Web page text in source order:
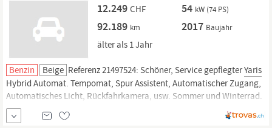
12.249 CHF 54 kW (74 PS)
92.189 km 2017 Baujahr
älter als 1 Jahr
Benzin Beige Referenz 21497524: Schöner, Service gepflegterYaris
Hybrid Automat. Tempomat, Spur Assistent, Automatischer Zugang,
Automatisches Licht, Rückfahrkamera, usw. Sommer und Winterrad.
Wurde von 1. Besitzer aus D importiert, ist aber bei Emyl Frey Schweiz
angemeldet. Letzter MFK April 2025, 92189 Km